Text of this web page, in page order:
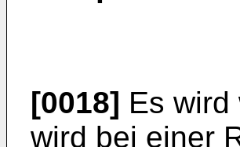
[0018] Es
wird bei einer